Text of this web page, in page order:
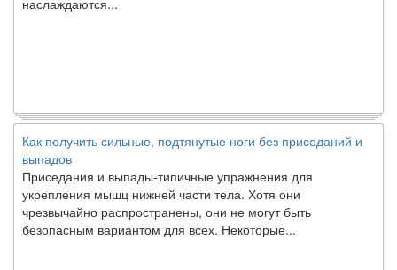
Как получить сильные, подтянутые ноги без приседаний и
выпадов
Приседания и выпады-типичные упражнения для
укрепления мышц нижней части тела. Хотя они
чрезвычайно распространены, они не могут быть
безопасным вариантом для всех. Некоторые...